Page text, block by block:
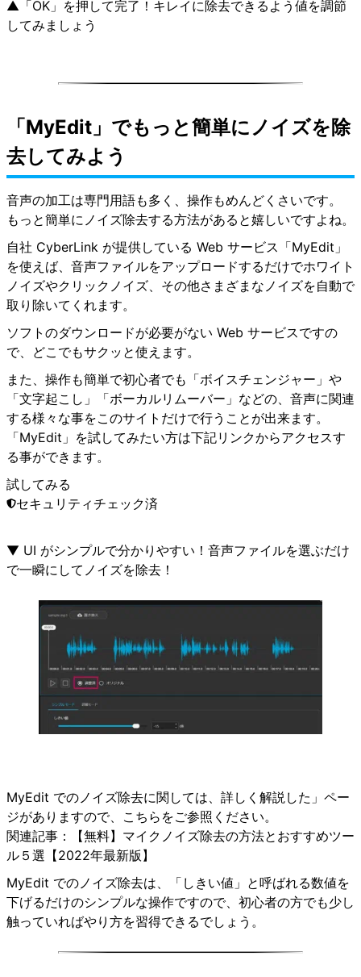
▲「OK」を押して完了！キレイに除去できるよう値を調節
してみましょう
「MyEdit」でもっと簡単にノイズを除
去してみよう
音声の加工は専門用語も多く、操作もめんどくさいです。
もっと簡単にノイズ除去する方法があると嬉しいですよね。
自社 CyberLink が提供している Web サービス「MyEdit」
を使えば、音声ファイルをアップロードするだけでホワイト
ノイズやクリックノイズ、その他さまざまなノイズを自動で
取り除いてくれます。
ソフトのダウンロードが必要がない Web サービスですの
で、どこでもサクッと使えます。
また、操作も簡単で初心者でも「ボイスチェンジャー」や
「文字起こし」「ボーカルリムーバー」などの、音声に関連
する様々な事をこのサイトだけで行うことが出来ます。
「MyEdit」を試してみたい方は下記リンクからアクセスす
る事ができます。
試してみる
セキュリティチェック済
▼ UI がシンプルで分かりやすい！音声ファイルを選ぶだけ
で一瞬にしてノイズを除去！
MyEdit でのノイズ除去に関しては、詳しく解説した」ペー
ジがありますので、こちらをご参照ください。
関連記事：
【無料】マイクノイズ除去の方法とおすすめツー
ル５選【2022年最新版】
MyEdit でのノイズ除去は、「しきい値」と呼ばれる数値を
下げるだけのシンプルな操作ですので、初心者の方でも少し
触っていればやり方を習得できるでしょう。